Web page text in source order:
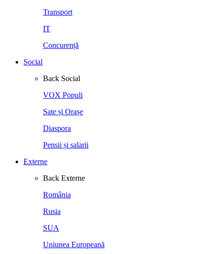
Transport
IT
Concurență
Social
Back Social
VOX Populi
Sate și Orașe
Diaspora
Pensii și salarii
Externe
Back Externe
România
Rusia
SUA
Uniunea Europeană